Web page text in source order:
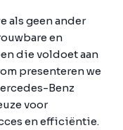
als geen ander
en
die voldoet aan
presenteren we
Benz
voor
en efficiëntie.